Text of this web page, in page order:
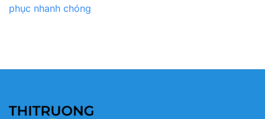
phục nhanh chóng